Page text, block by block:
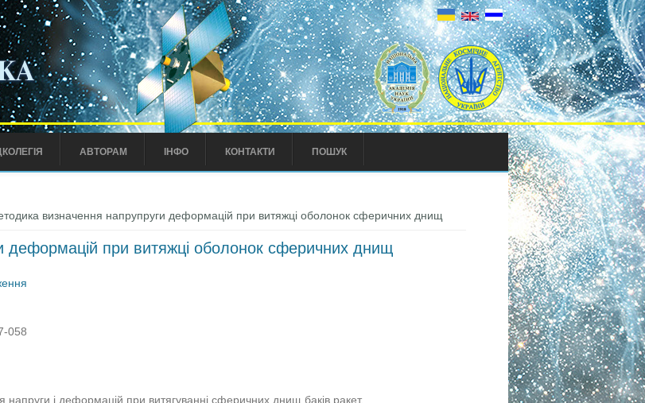
АВТОРАМ ІНФО КОНТАКТИ ПОШУК
визначення напрупруги деформацій при витяжці оболонок сферичних днищ
деформацій при витяжці оболонок сферичних днищ
058
і деформацій при витягуванні сферичних днищ баків ракет.